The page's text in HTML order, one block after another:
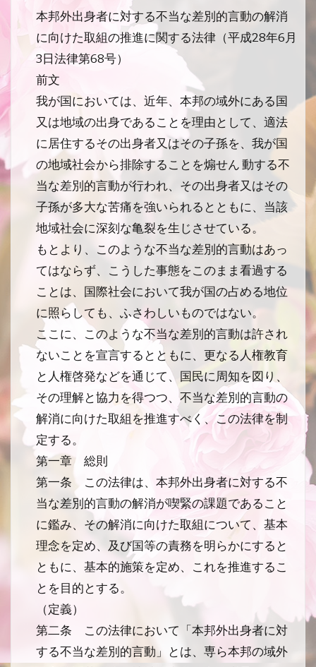
本邦外出身者に対する不当な差別的言動の解消
に向けた取組の推進に関する法律（平成28年6月
3日法律第68号）
前文
我が国においては、近年、本邦の域外にある国
又は地域の出身であることを理由として、適法
に居住するその出身者又はその子孫を、我が国
の地域社会から排除することを煽せん 動する不
当な差別的言動が行われ、その出身者又はその
子孫が多大な苦痛を強いられるとともに、当該
地域社会に深刻な亀裂を生じさせている。
もとより、このような不当な差別的言動はあっ
てはならず、こうした事態をこのまま看過する
ことは、国際社会において我が国の占める地位
に照らしても、ふさわしいものではない。
ここに、このような不当な差別的言動は許され
ないことを宣言するとともに、更なる人権教育
と人権啓発などを通じて、国民に周知を図り、
その理解と協力を得つつ、不当な差別的言動の
解消に向けた取組を推進すべく、この法律を制
定する。
第一章 総則
第一条 この法律は、本邦外出身者に対する不
当な差別的言動の解消が喫緊の課題であること
に鑑み、その解消に向けた取組について、基本
理念を定め、及び国等の責務を明らかにすると
ともに、基本的施策を定め、これを推進するこ
とを目的とする。
（定義）
第二条 この法律において「本邦外出身者に対
する不当な差別的言動」とは、専ら本邦の域外